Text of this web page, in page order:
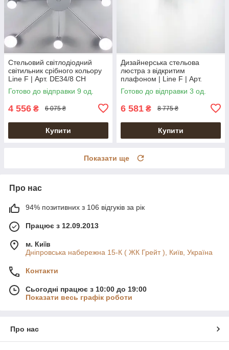
Стельовий світлодіодний
світильник срібного кольору
Line F | Арт. DE34/8 CH
Готово до відправки 9 од.
4 556 ₴ 6 075 ₴
Купити
Дизайнерська стельова
люстра з відкритим
плафоном | Line F | Арт.
ZL1477/10
Готово до відправки 3 од.
6 581 ₴ 8 775 ₴
Купити
Показати ще
Про нас
94% позитивних з 106 відгуків за рік
Працює з 12.09.2013
м. Київ
Дніпровська набережна 15-К ( ЖК Грейт ), Київ, Україна
Контакти
Сьогодні працює з 10:00 до 19:00
Показати весь графік роботи
Про нас